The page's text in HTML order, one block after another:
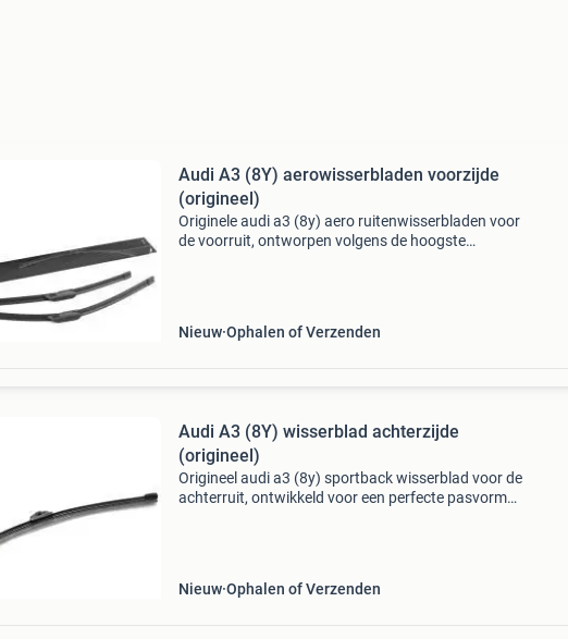
Audi A3 (8Y) aerowisserbladen voorzijde
(origineel)
Originele audi a3 (8y) aero ruitenwisserbladen voor
de voorruit, ontworpen volgens de hoogste
Nieuw Ophalen of Verzenden
Audi A3 (8Y) wisserblad achterzijde
(origineel)
Origineel audi a3 (8y) sportback wisserblad voor de
achterruit, ontwikkeld voor een perfecte pasvorm
Nieuw Ophalen of Verzenden